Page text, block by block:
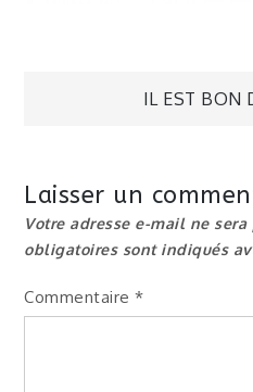
l’article
IL EST BON
Laisser un
Votre adresse e-mail ne
obligatoires sont indiqués
Commentaire*